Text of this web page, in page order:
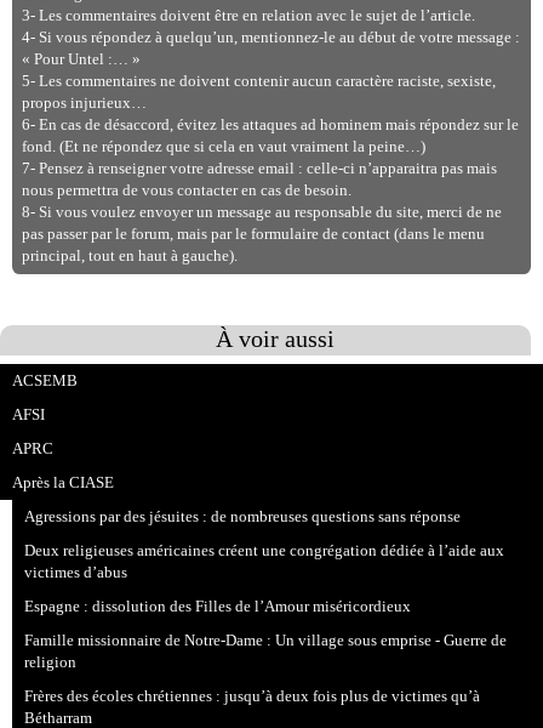
3- Les commentaires doivent être en relation avec le sujet de l’article.
4- Si vous répondez à quelqu’un, mentionnez-le au début de votre message :
« Pour Untel :… »
5- Les commentaires ne doivent contenir aucun caractère raciste, sexiste,
propos injurieux…
6- En cas de désaccord, évitez les attaques ad hominem mais répondez sur le
fond. (Et ne répondez que si cela en vaut vraiment la peine…)
7- Pensez à renseigner votre adresse email : celle-ci n’apparaitra pas mais
nous permettra de vous contacter en cas de besoin.
8- Si vous voulez envoyer un message au responsable du site, merci de ne
pas passer par le forum, mais par le formulaire de contact (dans le menu
principal, tout en haut à gauche).
À voir aussi
ACSEMB
AFSI
APRC
Après la CIASE
Agressions par des jésuites : de nombreuses questions sans réponse
Deux religieuses américaines créent une congrégation dédiée à l’aide aux
victimes d’abus
Espagne : dissolution des Filles de l’Amour miséricordieux
Famille missionnaire de Notre-Dame : Un village sous emprise - Guerre de
religion
Frères des écoles chrétiennes : jusqu’à deux fois plus de victimes qu’à
Bétharram